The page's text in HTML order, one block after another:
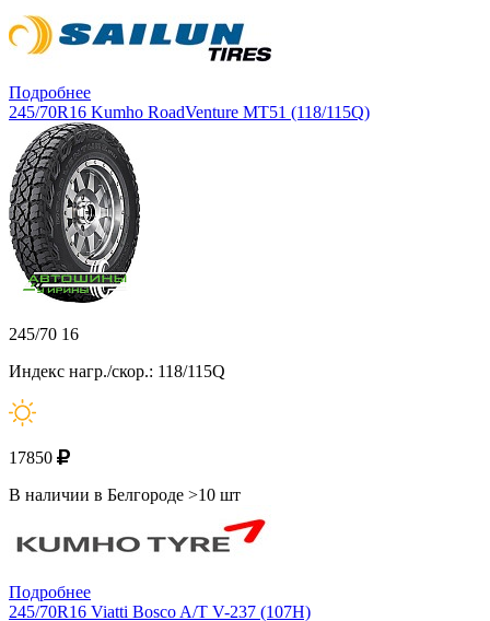
Подробнее
245/70R16 Kumho RoadVenture MT51 (118/115Q)
245/70 16
Индекс нагр./скор.: 118/115Q
17850
В наличии в Белгороде >10 шт
Подробнее
245/70R16 Viatti Bosco A/T V-237 (107H)